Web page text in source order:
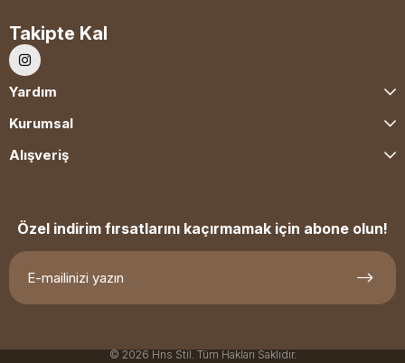
Takipte Kal
Yardım
Kurumsal
Alışveriş
Özel indirim fırsatlarını kaçırmamak için abone olun!
© 2026 Hns Stil. Tüm Hakları Saklıdır.